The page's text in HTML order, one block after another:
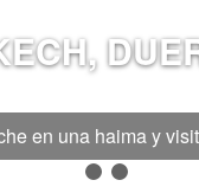
en una haima y